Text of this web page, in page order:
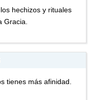
hechizos y rituales
Gracia.
tienes más afinidad.